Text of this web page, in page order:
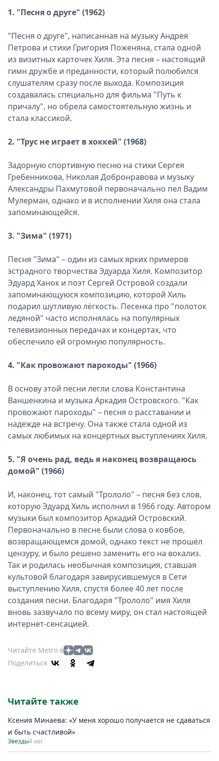
1. "Песня о друге" (1962)
"Песня о друге", написанная на музыку Андрея
Петрова и стихи Григория Поженяна, стала одной
из визитных карточек Хиля. Эта песня – настоящий
гимн дружбе и преданности, который полюбился
слушателям сразу после выхода. Композиция
создавалась специально для фильма "Путь к
причалу", но обрела самостоятельную жизнь и
стала классикой.
2. "Трус не играет в хоккей" (1968)
Задорную спортивную песню на стихи Сергея
Гребенникова, Николая Добронравова и музыку
Александры Пахмутовой первоначально пел Вадим
Мулерман, однако и в исполнении Хиля она стала
запоминающейся.
3. "Зима" (1971)
Песня "Зима" – один из самых ярких примеров
эстрадного творчества Эдуарда Хиля. Композитор
Эдуард Ханок и поэт Сергей Островой создали
запоминающуюся композицию, которой Хиль
подарил шутливую лёгкость. Песенка про "полоток
ледяной" часто исполнялась на популярных
телевизионных передачах и концертах, что
обеспечило ей огромную популярность.
4. "Как провожают пароходы" (1966)
В основу этой песни легли слова Константина
Ваншенкина и музыка Аркадия Островского. "Как
провожают пароходы" – песня о расставании и
надежде на встречу. Она также стала одной из
самых любимых на концертных выступлениях Хиля.
5. "Я очень рад, ведь я наконец возвращаюсь
домой" (1966)
И, наконец, тот самый "Трололо" – песня без слов,
которую Эдуард Хиль исполнил в 1966 году. Автором
музыки был композитор Аркадий Островский.
Первоначально в песне были слова о ковбое,
возвращающемся домой, однако текст не прошёл
цензуру, и было решено заменить его на вокализ.
Так и родилась необычная композиция, ставшая
культовой благодаря завирусившемуся в Сети
выступлению Хиля, спустя более 40 лет после
создания песни. Благодаря "Трололо" имя Хиля
вновь зазвучало по всему миру, он стал настоящей
интернет-сенсацией.
Читайте Metro в
Поделиться
Читайте также
Ксения Минаева: «У меня хорошо получается не сдаваться
и быть счастливой»
Звезды4 авг